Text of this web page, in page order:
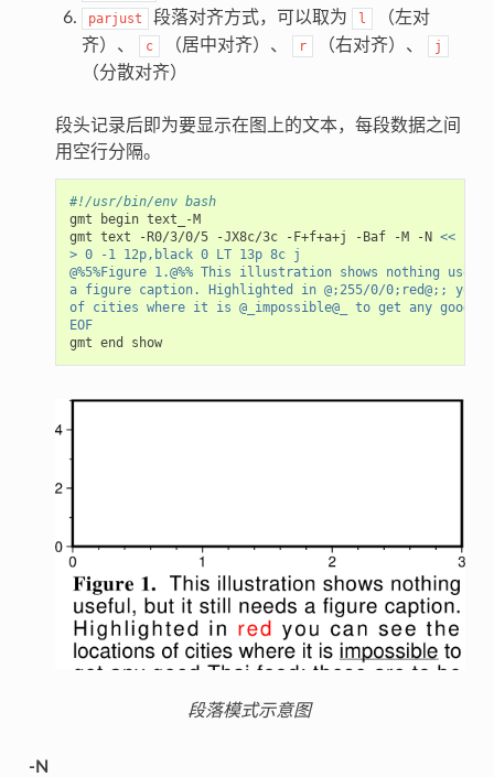
parjust 段落对齐方式，可以取为 l
（左对
齐）、
c （居中对齐）、 r （右对齐）、 j
（分散对齐）
段头记录后即为要显示在图上的文本，每段数据之间
用空行分隔。
#!/usr/bin/env bash
gmt
begin text_-M
gmt text -R0/3/0/5 -JX8c/3c -F+f+a+j -Baf -M -N << EOF
> 0 -1 12p,black 0 LT 13p 8c j
@%5%Figure 1.@%% This illustration shows nothing
a figure caption. Highlighted in @;255/0/0;red@;; you
of cities where it is @_impossible@_ to get any good
EOF
gmt end show
段落模式示意图
-N